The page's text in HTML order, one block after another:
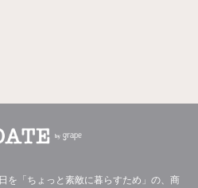
を「ちょっと素敵に暮らすため」の、商